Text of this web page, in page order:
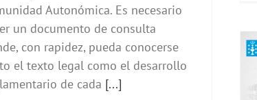
Autonómica. Es necesario
un documento de consulta
con rapidez, pueda conocerse
el texto legal como el desarrollo
de cada [...]